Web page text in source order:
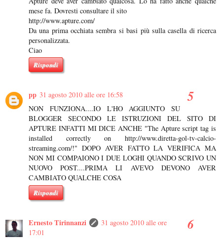
mese fa. Dovresti consultare il sito
http://www.apture.com/
Da una prima occhiata sembra si basi più sulla casella di ricerca
personalizzata.
Ciao
Rispondi
pp 31 agosto 2010 alle ore 16:58
NON FUNZIONA....IO L'HO AGGIUNTO SU
BLOGGER SECONDO LE ISTRUZIONI DEL SITO DI
APTURE INFATTI MI DICE ANCHE "The Apture script tag is
installed correctly on http://www.diretta-gol-tv-calcio-
streaming.com/!" DOPO AVER FATTO LA VERIFICA MA
NON MI COMPAIONO I DUE LOGHI QUANDO SCRIVO UN
NUOVO POST....PRIMA LI AVEVO DEVONO AVER
CAMBIATO QUALCHE COSA
Rispondi
Ernesto Tirinnanzi
31 agosto 2010 alle ore
17:01